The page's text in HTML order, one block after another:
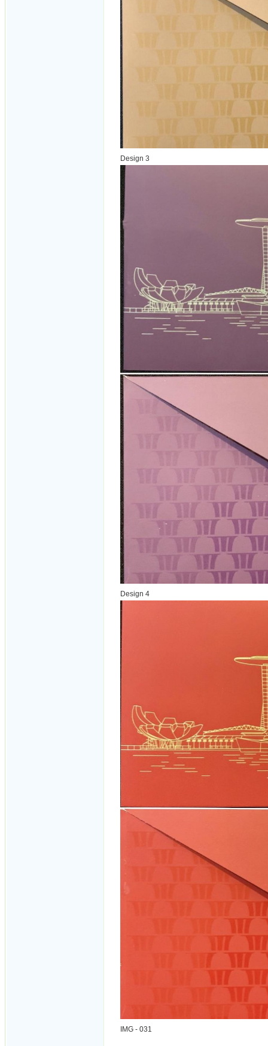
Design 3
Design 4
IMG - 031